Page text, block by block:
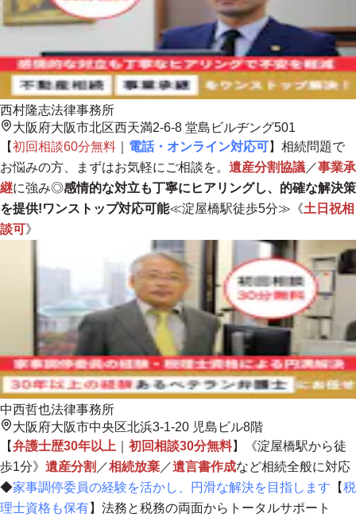
西村隆志法律事務所
大阪府大阪市北区西天満2-6-8 堂島ビルヂング501
【初回相談60分無料 電話・オンライン対応可】相続問題で
お悩みの方、まずはお気軽にご相談を。 遺産分割協議 ／事業承
継に強み◎感情的な対立も丁寧にヒアリングし、的確な解決策
を提供!ワンストップ対応可能≪淀屋橋駅徒歩5分≫《土日祝相
談可》
中西哲也法律事務所
大阪府大阪市中央区北浜3-1-20 児島ビル8階
【弁護士歴30年以上 初回相談30分無料】《淀屋橋駅から徒
歩1分》 遺産分割 ／相続放棄 ／遺言書作成など相続全般に対応
◆家事調停委員の経験を活かし、円滑な解決を目指します 【税
理士資格も保有】 法務と税務の両面からトータルサポート